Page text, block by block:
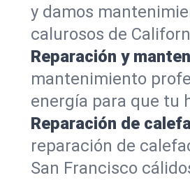
y damos
calurosos de
Reparación y
mantenimiento
energía para que tu
Reparación de
reparación de
San Francisco